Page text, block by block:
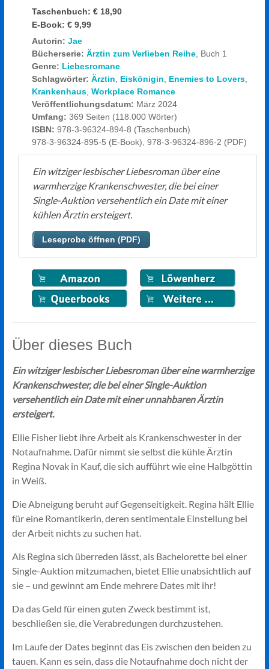
Taschenbuch: € 18,90
E-Book: € 9,99
Autorin: Jae
Bücherserie: Ärztin zum Verlieben Reihe, Buch 1
Genre: Liebesromane
Schlagwörter: Ärztin, Eiskönigin, Enemies to Lovers,
Krankenhaus, Workplace Romance
Veröffentlichungsdatum: März 2024
Umfang: 369 Seiten (118.000 Wörter)
ISBN: 978-3-96324-894-8 (Taschenbuch)
978-3-96324-895-5 (E-Book), 978-3-96324-896-2 (PDF)
Ein witziger lesbischer Liebesroman über eine
warmherzige Krankenschwester, die bei einer
Single-Auktion versehentlich ein Date mit einer
kühlen Ärztin ersteigert.
Leseprobe öffnen (PDF)
Über dieses Buch
Ein witziger lesbischer Liebesroman über eine warmherzige
Krankenschwester, die bei einer Single-Auktion
versehentlich ein Date mit einer unnahbaren Ärztin
ersteigert.
Ellie Fisher liebt ihre Arbeit als Krankenschwester in der
Notaufnahme. Dafür nimmt sie selbst die kühle Ärztin
Regina Novak in Kauf, die sich aufführt wie eine Halbgöttin
in Weiß.
Die Abneigung beruht auf Gegenseitigkeit. Regina hält Ellie
für eine Romantikerin, deren sentimentale Einstellung bei
der Arbeit nichts zu suchen hat.
Als Regina sich überreden lässt, als Bachelorette bei einer
Single-Auktion mitzumachen, bietet Ellie unabsichtlich auf
sie – und gewinnt am Ende mehrere Dates mit ihr!
Da das Geld für einen guten Zweck bestimmt ist,
beschließen sie, die Verabredungen durchzustehen.
Im Laufe der Dates beginnt das Eis zwischen den beiden zu
tauen. Kann es sein, dass die Notaufnahme doch nicht der